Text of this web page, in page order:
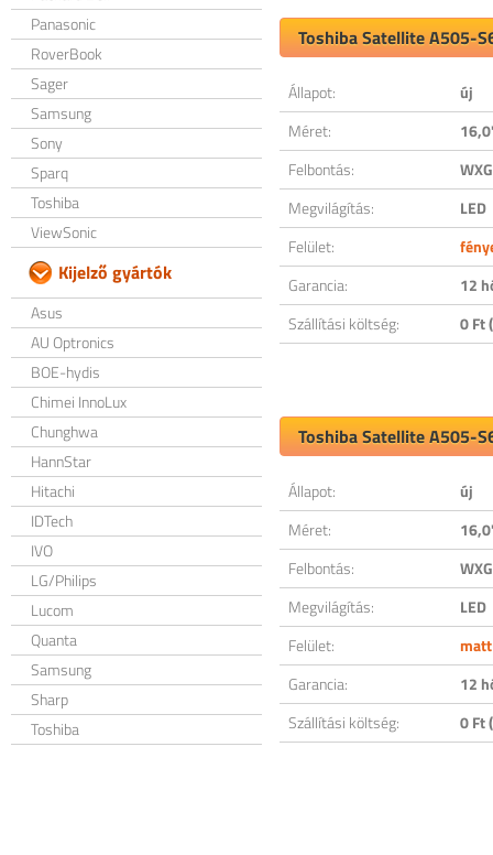
Panasonic
RoverBook
Sager
Samsung
Sony
Sparq
Toshiba
ViewSonic
Kijelző gyártók
Asus
AU Optronics
BOE-hydis
Chimei InnoLux
Chunghwa
HannStar
Hitachi
IDTech
IVO
LG/Philips
Lucom
Quanta
Samsung
Sharp
Toshiba
Toshiba Satellite A505-
Állapot:
új
Méret:
Felbontás:
Megvilágítás:
LED
Felület:
Garancia:
12
Szállítási költség:
0 Ft
Toshiba Satellite A505-
Állapot:
új
Méret:
Felbontás:
Megvilágítás:
LED
Felület:
matt
Garancia:
12
Szállítási költség:
0 Ft